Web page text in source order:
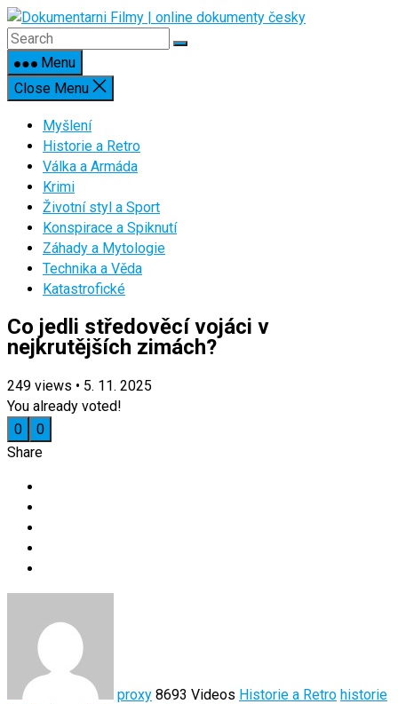
Skip
to
contentMenu
Close Menu
Myšlení
Historie a Retro
Válka a Armáda
Krimi
Životní styl a Sport
Konspirace a Spiknutí
Záhady a Mytologie
Technika a Věda
Katastrofické
Co jedli středověcí vojáci v
nejkrutějších zimách?
249 views • 5. 11. 2025
You already voted!
0
0
Share
proxy 8693 Videos Historie a Retro historie